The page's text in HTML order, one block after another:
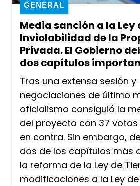
Media sanción a la Ley
Inviolabilidad de la
Privada. El Gobierno
dos capítulos
GENERAL
Tras una extensa sesión y
negociaciones de último
oficialismo consiguió la
del proyecto con 37
en contra. Sin embargo,
dos de los capítulos más
la reforma de la Ley de
modificaciones a la Ley